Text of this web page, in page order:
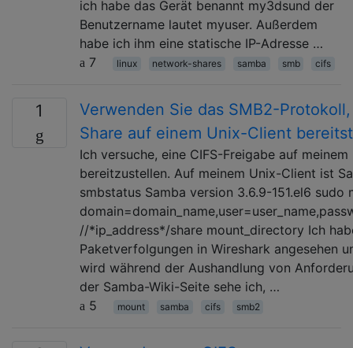
ich habe das Gerät benannt my3dsund der
Benutzername lautet myuser. Außerdem
habe ich ihm eine statische IP-Adresse …
7
linux network-shares samba smb cifs
1
Verwenden Sie das SMB2-
Share auf einem Unix-Client
Ich versuche, eine CIFS-Freigabe auf
bereitzustellen. Auf meinem Unix-Client ist
smbstatus Samba version 3.6.9-151.el6
//*ip_address*/share mount_directory Ich
Paketverfolgungen in Wireshark angesehen
wird während der Aushandlung von
der Samba-Wiki-Seite sehe ich, …
5
mount samba cifs smb2